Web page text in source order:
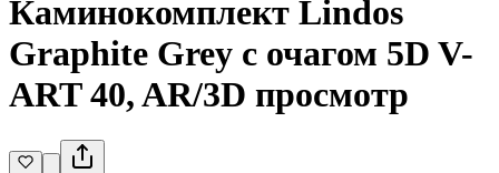
Каминокомплект Lindos
Graphite Grey с очагом 5D V-
ART 40, AR/3D просмотр